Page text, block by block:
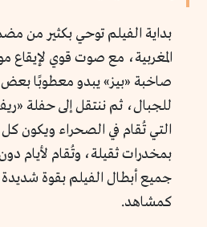
بداية الفيلم توحي بكثير من
المغربية، مع صوت قوي لإيقاع
صاخبة «بيز» يبدو معطوبًا
للجبال، ثم ننتقل إلى حفلة
التي تُقام في الصحراء ويكون
بمخدرات ثقيلة، وتُقام لأيام
جميع أبطال الفيلم بقوة
كمشاهد.